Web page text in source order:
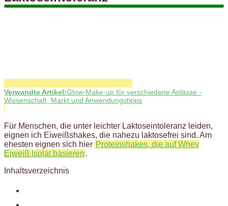
Verwandte Artikel:Glow-Make-up für verschiedene Anlässe -
Wissenschaft, Markt und Anwendungstipps
Für Menschen, die unter leichter Laktoseintoleranz leiden,
eignen ich Eiweißshakes, die nahezu laktosefrei sind. Am
ehesten eignen sich hier Proteinshakes, die auf Whey
Eiweiß Isolat basieren .
Inhaltsverzeichnis